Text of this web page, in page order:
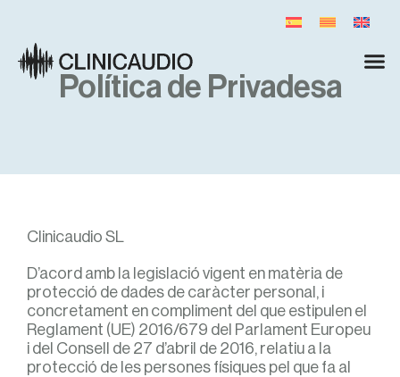
Política de Privadesa
Clinicaudio SL
D’acord amb la legislació vigent en matèria de
protecció de dades de caràcter personal, i
concretament en compliment del que estipulen el
Reglament (UE) 2016/679 del Parlament Europeu
i del Consell de 27 d’abril de 2016, relatiu a la
protecció de les persones físiques pel que fa al